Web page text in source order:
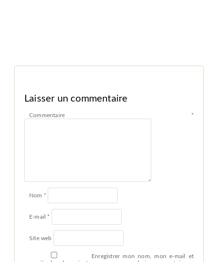
Laisser un commentaire
Commentaire *
Nom *
E-mail *
Site web
Enregistrer mon nom, mon e-mail et